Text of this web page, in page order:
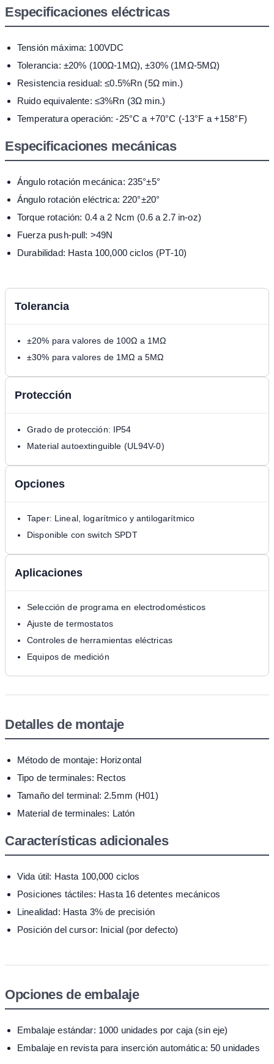
Especificaciones eléctricas
Tensión máxima: 100VDC
Tolerancia: ±20% (100Ω-1MΩ), ±30% (1MΩ-5MΩ)
Resistencia residual: ≤0.5%Rn (5Ω min.)
Ruido equivalente: ≤3%Rn (3Ω min.)
Temperatura operación: -25°C a +70°C (-13°F a +158°F)
Especificaciones mecánicas
Ángulo rotación mecánica: 235°±5°
Ángulo rotación eléctrica: 220°±20°
Torque rotación: 0.4 a 2 Ncm (0.6 a 2.7 in-oz)
Fuerza push-pull: >49N
Durabilidad: Hasta 100,000 ciclos (PT-10)
Tolerancia
±20% para valores de 100Ω a 1MΩ
±30% para valores de 1MΩ a 5MΩ
Protección
Grado de protección: IP54
Material autoextinguible (UL94V-0)
Opciones
Taper: Lineal, logarítmico y antilogarítmico
Disponible con switch SPDT
Aplicaciones
Selección de programa en electrodomésticos
Ajuste de termostatos
Controles de herramientas eléctricas
Equipos de medición
Detalles de montaje
Método de montaje: Horizontal
Tipo de terminales: Rectos
Tamaño del terminal: 2.5mm (H01)
Material de terminales: Latón
Características adicionales
Vida útil: Hasta 100,000 ciclos
Posiciones táctiles: Hasta 16 detentes mecánicos
Linealidad: Hasta 3% de precisión
Posición del cursor: Inicial (por defecto)
Opciones de embalaje
Embalaje estándar: 1000 unidades por caja (sin eje)
Embalaje en revista para inserción automática: 50 unidades